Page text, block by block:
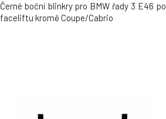
Černé boční blinkry pro BMW řady 3 E46 po
faceliftu kromě Coupe/Cabrio